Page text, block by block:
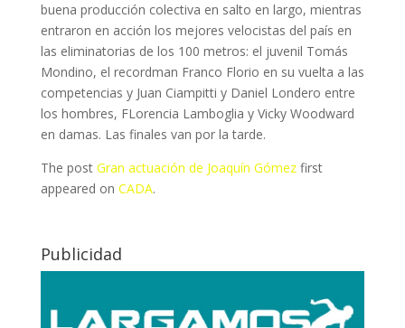
buena producción colectiva en salto en largo, mientras
entraron en acción los mejores velocistas del país en
las eliminatorias de los 100 metros: el juvenil Tomás
Mondino, el recordman Franco Florio en su vuelta a las
competencias y Juan Ciampitti y Daniel Londero entre
los hombres, FLorencia Lamboglia y Vicky Woodward
en damas. Las finales van por la tarde.
The post Gran actuación de Joaquín Gómezfirst
appeared on CADA.
Publicidad